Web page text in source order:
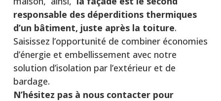
responsable des déperditions thermiques
d’un bâtiment, juste après la toiture.
Saisissez l’opportunité de combiner économies
d’énergie et embellissement avec notre
solution d’isolation par l’extérieur et de
bardage.
N’hésitez pas à nous contacter pour